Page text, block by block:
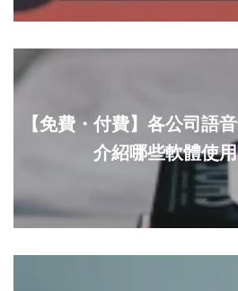
【免費・付費】各公司語
介紹哪些軟體使